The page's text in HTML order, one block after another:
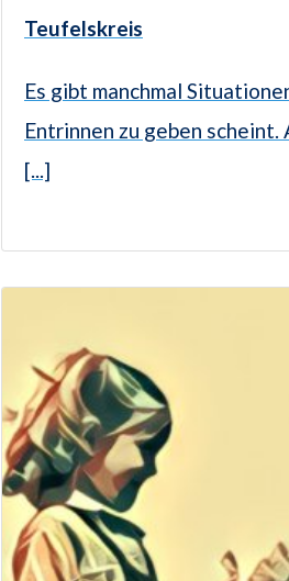
Teufelskreis
Es gibt manchmal
Entrinnen zu geben scheint.
[...]